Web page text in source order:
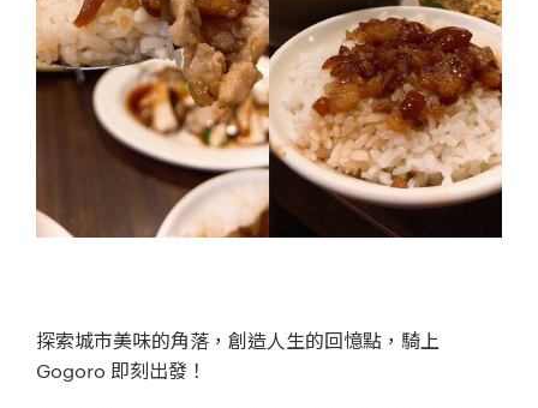
探索城市美味的角落，創造人生的回憶點，騎上
Gogoro 即刻出發！